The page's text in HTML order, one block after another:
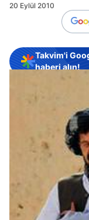
20 Eylül 2010
Takvim'i
haberi alın!